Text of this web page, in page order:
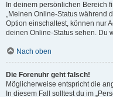
In deinem persönlichen Bereich
„Meinen Online-Status während
Option einschaltest, können nur
deinen Online-Status sehen. Du
Nach oben
Die Forenuhr geht falsch!
Möglicherweise entspricht die
In diesem Fall solltest du im